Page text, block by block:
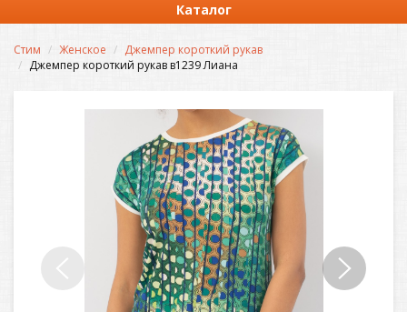
Каталог
Стим Женское
Джемпер короткий рукав
Джемпер короткий рукав в1239 Лиана